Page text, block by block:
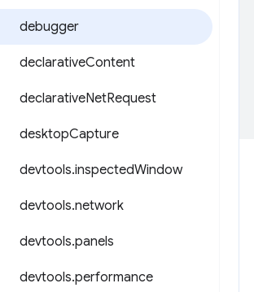
debugger
declarativeContent
declarativeNetRequest
desktopCapture
devtools.inspectedWindow
devtools.network
devtools.panels
devtools.performance